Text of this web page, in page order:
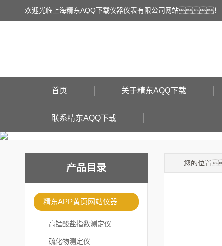
欢迎光临上海精东AQQ下载仪器仪表有限公司网站！
首页 关于精东AQQ下载
联系精东AQQ下载
产品目录
精东APP黄页网站仪器
高锰酸盐指数测定仪
硫化物测定仪
您的位置